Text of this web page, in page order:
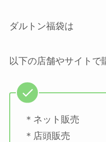
ダルトン福袋は
以下の店舗やサイトで
＊ネット販売
＊店頭販売